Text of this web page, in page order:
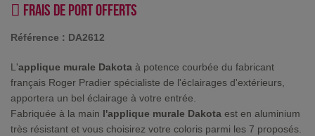
Frais de port offerts
Référence : DA2612
L'applique murale Dakota à potence courbée du fabricant
français Roger Pradier spécialiste de l'éclairages d'extérieurs,
apportera un bel éclairage à votre entrée.
Fabriquée à la main l'applique murale Dakota est en aluminium
très résistant et vous choisirez votre coloris parmi les 7 proposés.